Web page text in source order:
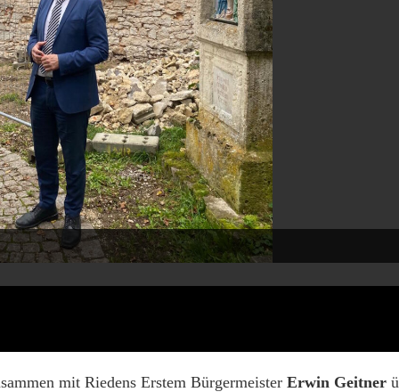
mit Riedens Erstem Bürgermeister Erwin Geitner